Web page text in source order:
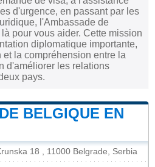
d'urgence, en passant par les
l'Ambassade de
pour vous aider. Cette mission
diplomatique importante,
la compréhension entre la
d'améliorer les relations
pays.
BELGIQUE EN
18 , 11000 Belgrade, Serbia